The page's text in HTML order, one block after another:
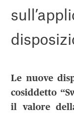
Le nuove
cosiddetto
il valore